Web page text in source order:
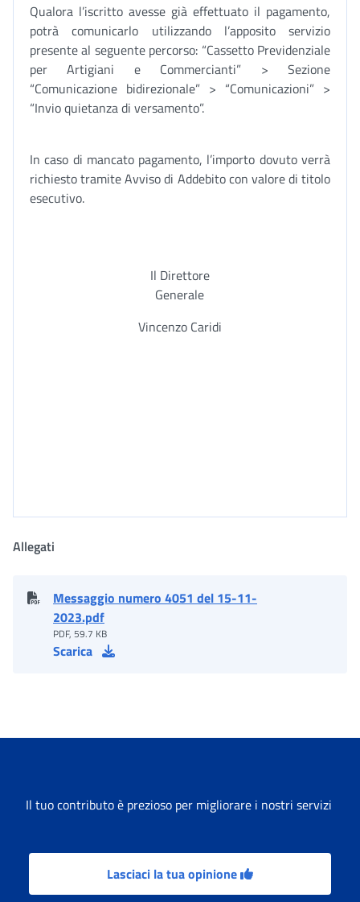
Qualora l’iscritto avesse già effettuato il pagamento,
potrà comunicarlo utilizzando l’apposito servizio
presente al seguente percorso: “Cassetto Previdenziale
per Artigiani e Commercianti” > Sezione
“Comunicazione bidirezionale” > “Comunicazioni” >
“Invio quietanza di versamento”.
In caso di mancato pagamento, l’importo dovuto verrà
richiesto tramite Avviso di Addebito con valore di titolo
esecutivo.
Il Direttore
Generale
Vincenzo Caridi
Allegati
Messaggio numero 4051 del 15-11-
2023.pdf
PDF, 59.7 KB
Scarica
Il tuo contributo è prezioso per migliorare i nostri servizi
Lasciaci la tua opinione